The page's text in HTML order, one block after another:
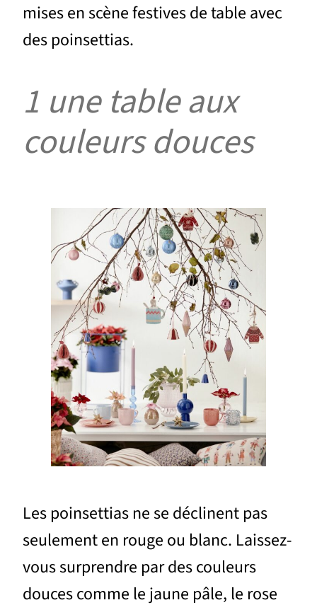
mises en scène festives de table avec
des poinsettias.
1 une table aux
couleurs douces
Les poinsettias ne se déclinent pas
seulement en rouge ou blanc. Laissez-
vous surprendre par des couleurs
douces comme le jaune pâle, le rose